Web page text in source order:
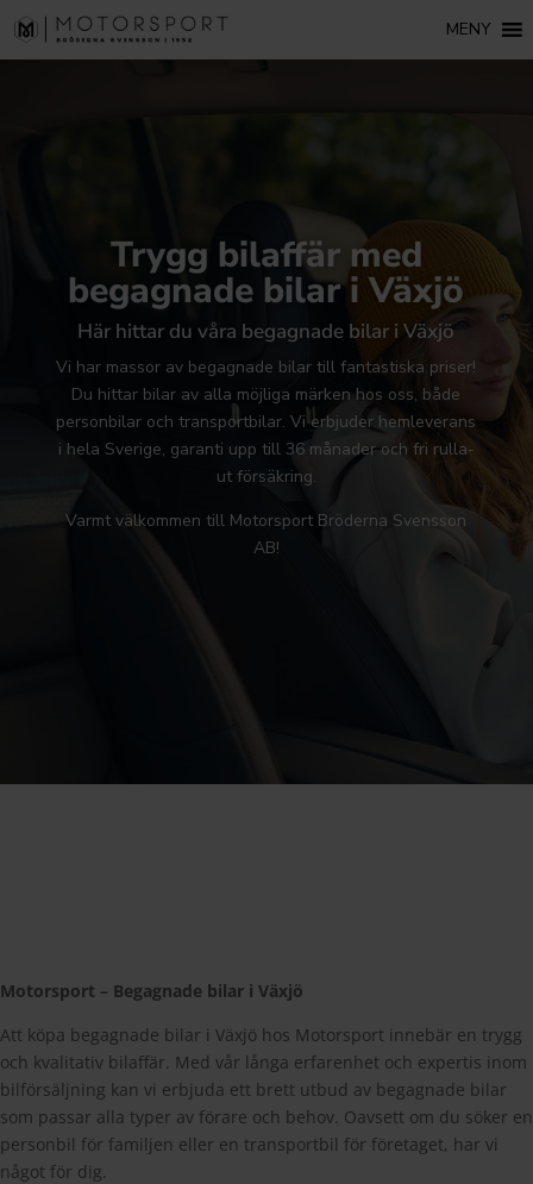
MENY
Trygg bilaffär med
begagnade bilar i Växjö
Här hittar du våra begagnade bilar i Växjö
Vi har massor av begagnade bilar till fantastiska priser!
Du hittar bilar av alla möjliga märken hos oss, både
personbilar och transportbilar. Vi erbjuder hemleverans
i hela Sverige, garanti upp till 36 månader och fri rulla-
ut försäkring.
Varmt välkommen till Motorsport Bröderna Svensson
AB!
Motorsport – Begagnade bilar i Växjö
Att köpa begagnade bilar i Växjö hos Motorsport innebär en trygg
och kvalitativ bilaffär. Med vår långa erfarenhet och expertis inom
bilförsäljning kan vi erbjuda ett brett utbud av begagnade bilar
som passar alla typer av förare och behov. Oavsett om du söker en
personbil för familjen eller en transportbil för företaget, har vi
något för dig.